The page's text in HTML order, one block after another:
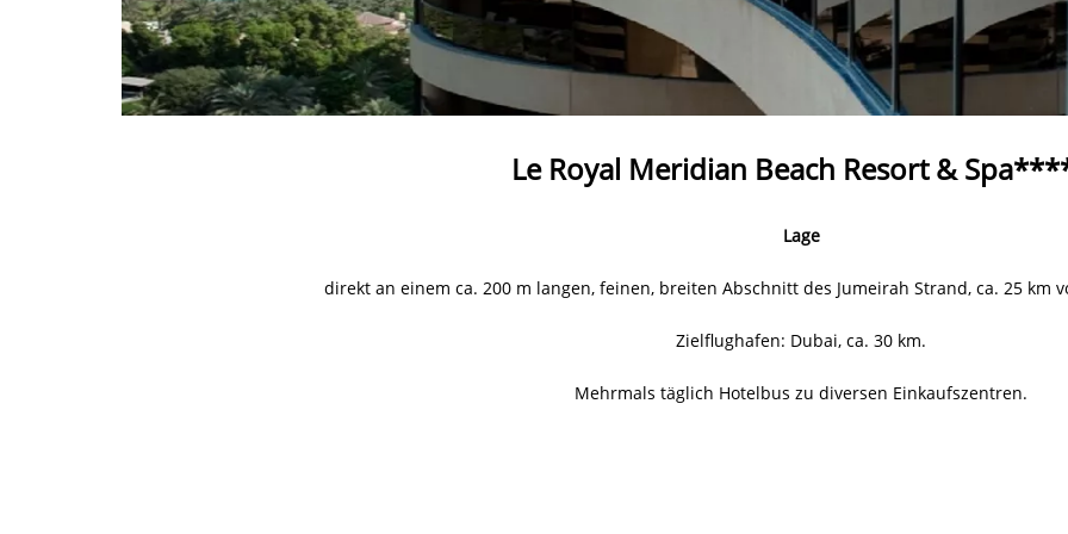
Le Royal Meridian Beach Resort &
Lage
direkt an einem ca. 200 m langen, feinen, breiten Abschnitt des Jumeirah Strand, ca. 25 km
Zielflughafen: Dubai, ca. 30 km.
Mehrmals täglich Hotelbus zu diversen Einkaufszentren.